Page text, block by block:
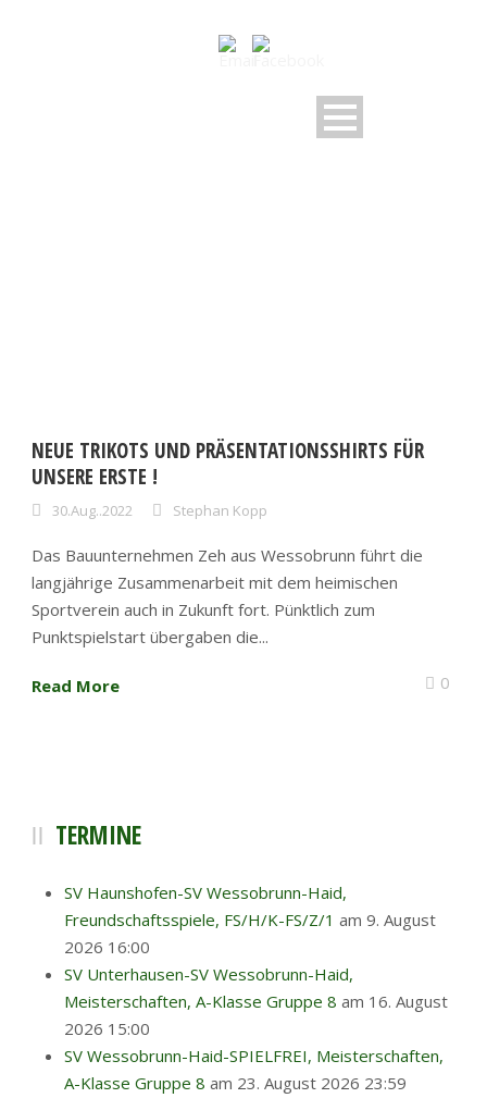
NEUE TRIKOTS UND PRÄSENTATIONSSHIRTS FÜR
UNSERE ERSTE !
30.Aug..2022 Stephan Kopp
Das Bauunternehmen Zeh aus Wessobrunn führt die
langjährige Zusammenarbeit mit dem heimischen
Sportverein auch in Zukunft fort. Pünktlich zum
Punktspielstart übergaben die...
Read More 0
TERMINE
SV Haunshofen-SV Wessobrunn-Haid,
Freundschaftsspiele, FS/H/K-FS/Z/1 am 9. August
2026 16:00
SV Unterhausen-SV Wessobrunn-Haid,
Meisterschaften, A-Klasse Gruppe 8 am 16. August
2026 15:00
SV Wessobrunn-Haid-SPIELFREI, Meisterschaften,
A-Klasse Gruppe 8 am 23. August 2026 23:59